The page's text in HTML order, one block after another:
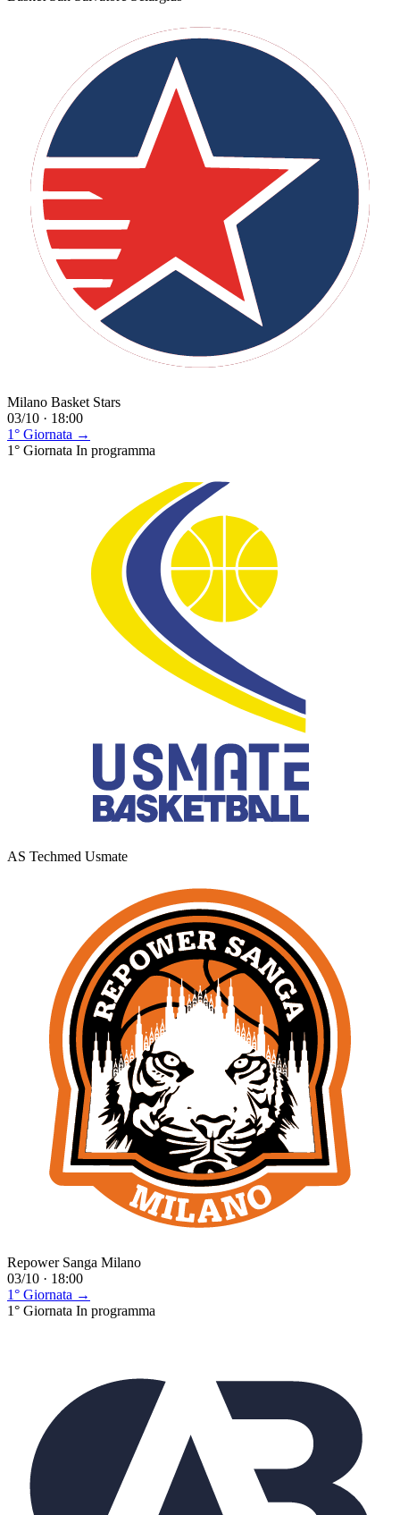
Milano Basket Stars
03/10 · 18:00
1° Giornata →
1° Giornata In programma
AS Techmed Usmate
Repower Sanga Milano
03/10 · 18:00
1° Giornata →
1° Giornata In programma